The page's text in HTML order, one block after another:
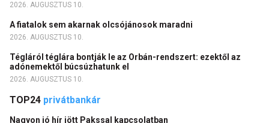
2026. AUGUSZTUS 10.
A fiatalok sem akarnak olcsójánosok maradni
2026. AUGUSZTUS 10.
Tégláról téglára bontják le az Orbán-rendszert: ezektől az
adónemektől búcsúzhatunk el
2026. AUGUSZTUS 10.
TOP24 privátbankár
Nagyon jó hír jött Pakssal kapcsolatban